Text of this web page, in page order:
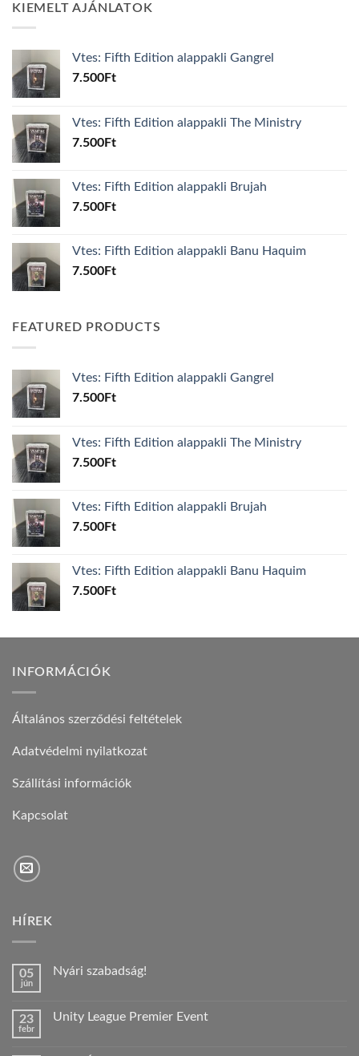
KIEMELT AJÁNLATOK
Vtes: Fifth Edition alappakli Gangrel
7.500Ft
Vtes: Fifth Edition alappakli The Ministry
7.500Ft
Vtes: Fifth Edition alappakli Brujah
7.500Ft
Vtes: Fifth Edition alappakli Banu Haquim
7.500Ft
FEATURED PRODUCTS
Vtes: Fifth Edition alappakli Gangrel
7.500Ft
Vtes: Fifth Edition alappakli The Ministry
7.500Ft
Vtes: Fifth Edition alappakli Brujah
7.500Ft
Vtes: Fifth Edition alappakli Banu Haquim
7.500Ft
INFORMÁCIÓK
Általános szerződési feltételek
Adatvédelmi nyilatkozat
Szállítási információk
Kapcsolat
HÍREK
05
jún
Nyári szabadság!
Nyári
23
febr
Unity League Premier Event